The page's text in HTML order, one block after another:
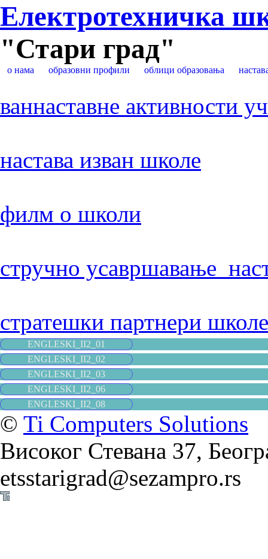
Електротехничка
"Стари град"
о нама образовни профили облици образовања
ваннаставне активности
настава изван школе
филм о школи
стручно усавршавање
стратешки партнери школе
ENGLESKI_II2_01
ENGLESKI_II2_02
ENGLESKI_II2_03
ENGLESKI_II2_06
ENGLESKI_II2_08
© Ti Computers Solutions
Високог Стевана 37,
etsstarigrad@sezampro.rs